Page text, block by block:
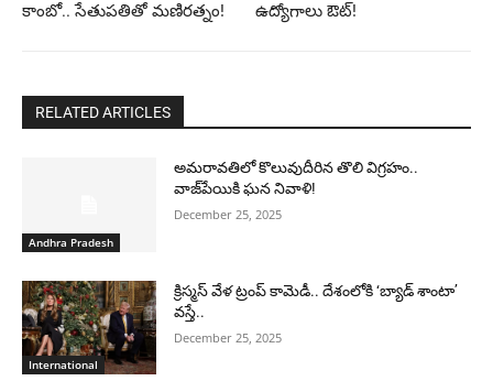
కాంబో.. సేతుపతితో మణిరత్నం!
ఉద్యోగాలు ఔట్!
RELATED ARTICLES
Andhra Pradesh
అమరావతిలో కొలువుదీరిన తొలి విగ్రహం..
వాజ్‌పేయికి ఘన నివాళి!
December 25, 2025
International
క్రిస్మస్ వేళ ట్రంప్ కామెడీ.. దేశంలోకి ‘బ్యాడ్ శాంటా’
వస్తే..
December 25, 2025